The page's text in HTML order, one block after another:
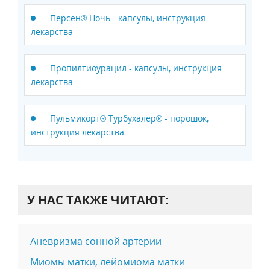
Персен® Ночь - капсулы, инструкция
лекарства
Пропилтиоурацил - капсулы, инструкция
лекарства
Пульмикорт® Турбухалер® - порошок,
инструкция лекарства
У НАС ТАКЖЕ ЧИТАЮТ:
Аневризма сонной артерии
Миомы матки, лейомиома матки